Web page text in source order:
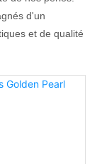
d'un
et de qualité